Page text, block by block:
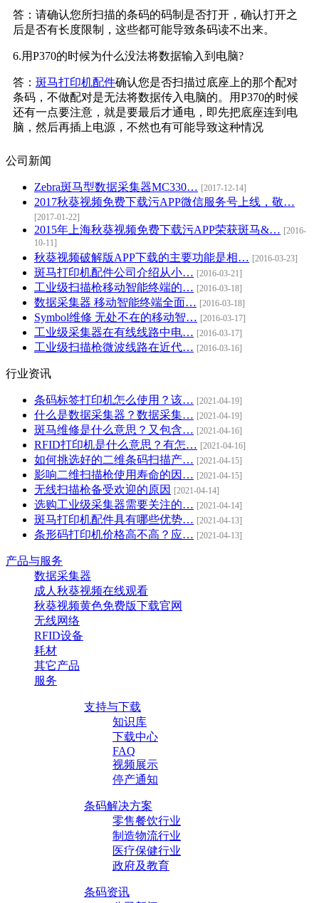
答：请确认您所扫描的条码的码制是否打开，确认打开之
后是否有长度限制，这些都可能导致条码读不出来。
6.用P370的时候为什么没法将数据输入到电脑?
答： 斑马打印机配件确认您是否扫描过底座上的那个配对
条码，不做配对是无法将数据传入电脑的。用P370的时候
还有一点要注意，就是要最后才通电，即先把底座连到电
脑，然后再插上电源，不然也有可能导致这种情况
公司新闻
Zebra斑马型数据采集器MC330… [2017-12-14]
2017秋葵视频免费下载污APP微信服务号上线，敬…
[2017-01-22]
2015年上海秋葵视频免费下载污APP荣获斑马&… [2016-
10-11]
秋葵视频破解版APP下载的主要功能是相… [2016-03-23]
斑马打印机配件公司介绍从小… [2016-03-21]
工业级扫描枪移动智能终端的… [2016-03-18]
数据采集器 移动智能终端全面… [2016-03-18]
Symbol维修 无处不在的移动智… [2016-03-17]
工业级采集器在有线线路中电… [2016-03-17]
工业级扫描枪微波线路在近代… [2016-03-16]
行业资讯
条码标签打印机怎么使用？该… [2021-04-19]
什么是数据采集器？数据采集… [2021-04-19]
斑马维修是什么意思？又包含… [2021-04-16]
RFID打印机是什么意思？有怎… [2021-04-16]
如何挑选好的二维条码扫描产… [2021-04-15]
影响二维扫描枪使用寿命的因… [2021-04-15]
无线扫描枪备受欢迎的原因 [2021-04-14]
选购工业级采集器需要关注的… [2021-04-14]
斑马打印机配件具有哪些优势… [2021-04-13]
条形码打印机价格高不高？应… [2021-04-13]
产品与服务
数据采集器
成人秋葵视频在线观看
秋葵视频黄色免费版下载官网
无线网络
RFID设备
耗材
其它产品
服务
支持与下载
知识库
下载中心
FAQ
视频展示
停产通知
条码解决方案
零售餐饮行业
制造物流行业
医疗保健行业
政府及教育
条码资讯